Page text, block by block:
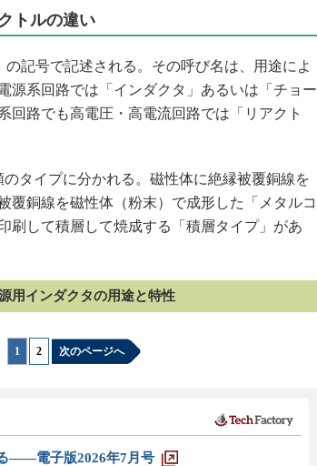
トルの違い
記号で記述される。その呼び名は、用途によ
源系回路では「インダクタ」あるいは「チョー
回路でも高電圧・高電流回路では「リアクト
タイプに分かれる。磁性体に絶縁被覆銅線を
覆銅線を磁性体（粉末）で成形した「メタルコ
刷して積層して焼成する「積層タイプ」があ
用インダクタの用途と特性
1 2 次のページへ
――電子版2026年7月号